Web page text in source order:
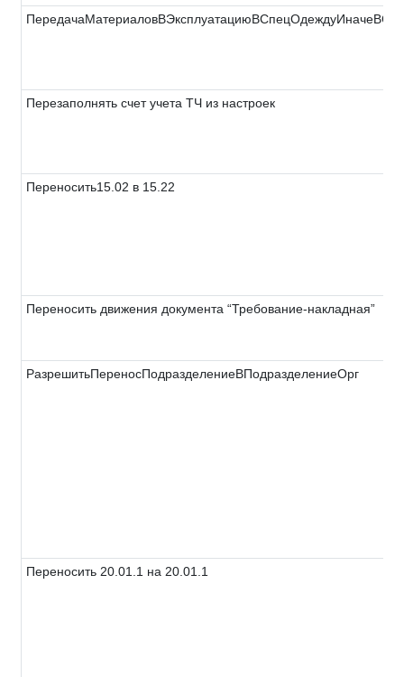
Перезаполнять счет учета ТЧ из настроек
Переносить15.02 в 15.22
Переносить движения документа “Требование-накладная”
РазрешитьПереносПодразделениеВПодразделениеОрг
Переносить 20.01.1 на 20.01.1